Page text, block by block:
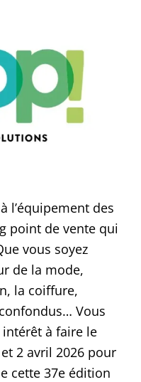
l’équipement des
point de vente qui
vous soyez
de la mode,
la coiffure,
Vous
à faire le
2 avril 2026 pour
cette 37e édition